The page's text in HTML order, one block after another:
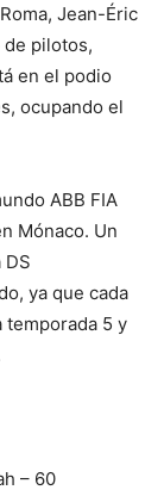
Jean-Éric
pilotos,
en el podio
ocupando el
ABB FIA
Mónaco. Un
ya que cada
temporada 5 y
– 60